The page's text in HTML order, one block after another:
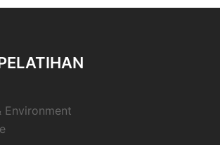
Environment